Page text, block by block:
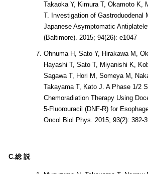
Takaoka Y, Kimura T, Okamoto K,
T. Investigation of Gastroduodenal
Japanese Asymptomatic
(Baltimore). 2015; 94(26): e1047
Ohnuma H, Sato Y, Hirakawa M,
Hayashi T, Sato T, Miyanishi K,
Sagawa T, Hori M, Someya M,
Takayama T, Kato J. A Phase 1/2
Chemoradiation Therapy Using
5-Fluorouracil (DNF-R) for
Oncol Biol Phys. 2015; 93(2): 382-
C.総 説